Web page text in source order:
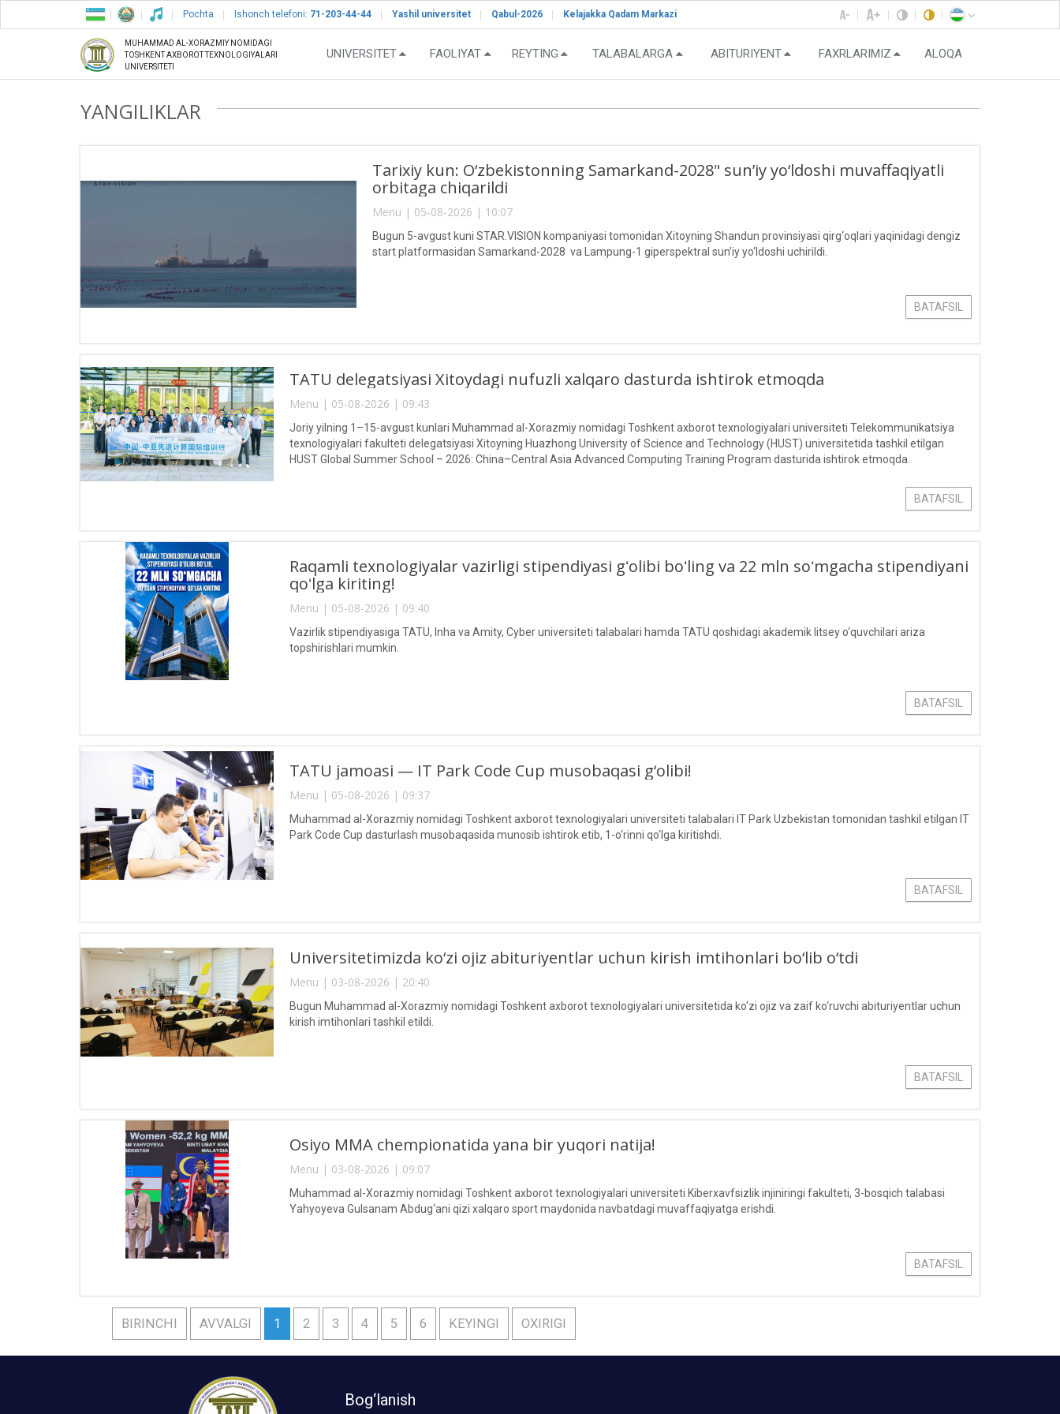
Pochta Ishonch telefoni: 71-203-44-44 Yashil universitet Qabul-2026 Kelajakka Qadam Markazi
MUHAMMAD AL-XORAZMIY NOMIDAGI
TOSHKENT AXBOROT TEXNOLOGIYALARI
UNIVERSITETI
UNIVERSITET FAOLIYAT REYTING TALABALARGA ABITURIYENT FAXRLARIMIZ ALOQA
YANGILIKLAR
Tarixiy kun: O‘zbekistonning Samarkand-2028" sun’iy yo‘ldoshi muvaffaqiyatli
orbitaga chiqarildi
Menu | 05-08-2026 | 10:07
Bugun 5-avgust kuni STAR.VISION kompaniyasi tomonidan Xitoyning Shandun provinsiyasi qirg‘oqlari yaqinidagi dengiz
start platformasidan Samarkand-2028 va Lampung-1 giperspektral sun’iy yo‘ldoshi uchirildi.
BATAFSIL
TATU delegatsiyasi Xitoydagi nufuzli xalqaro dasturda ishtirok etmoqda
Menu | 05-08-2026 | 09:43
Joriy yilning 1–15-avgust kunlari Muhammad al-Xorazmiy nomidagi Toshkent axborot texnologiyalari universiteti Telekommunikatsiya
texnologiyalari fakulteti delegatsiyasi Xitoyning Huazhong University of Science and Technology (HUST) universitetida tashkil etilgan
HUST Global Summer School – 2026: China–Central Asia Advanced Computing Training Program dasturida ishtirok etmoqda.
BATAFSIL
Raqamli texnologiyalar vazirligi stipendiyasi gʻolibi boʻling va 22 mln soʻmgacha stipendiyani
qoʻlga kiriting!
Menu | 05-08-2026 | 09:40
Vazirlik stipendiyasiga TATU, Inha va Amity, Cyber universiteti talabalari hamda TATU qoshidagi akademik litsey o‘quvchilari ariza
topshirishlari mumkin.
BATAFSIL
TATU jamoasi — IT Park Code Cup musobaqasi g‘olibi!
Menu | 05-08-2026 | 09:37
Muhammad al-Xorazmiy nomidagi Toshkent axborot texnologiyalari universiteti talabalari IT Park Uzbekistan tomonidan tashkil etilgan IT
Park Code Cup dasturlash musobaqasida munosib ishtirok etib, 1-o‘rinni qo‘lga kiritishdi.
BATAFSIL
Universitetimizda ko‘zi ojiz abituriyentlar uchun kirish imtihonlari bo‘lib o‘tdi
Menu | 03-08-2026 | 20:40
Bugun Muhammad al-Xorazmiy nomidagi Toshkent axborot texnologiyalari universitetida ko‘zi ojiz va zaif ko‘ruvchi abituriyentlar uchun
kirish imtihonlari tashkil etildi.
BATAFSIL
Osiyo MMA chempionatida yana bir yuqori natija!
Menu | 03-08-2026 | 09:07
Muhammad al-Xorazmiy nomidagi Toshkent axborot texnologiyalari universiteti Kiberxavfsizlik injiniringi fakulteti, 3-bosqich talabasi
Yahyoyeva Gulsanam Abdug‘ani qizi xalqaro sport maydonida navbatdagi muvaffaqiyatga erishdi.
BATAFSIL
BIRINCHI AVVALGI 1 2 3 4 5 6 KEYINGI OXIRIGI
Bog‘lanish